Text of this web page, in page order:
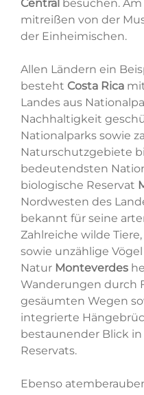
Central besuchen.
mitreißen von der
der Einheimischen.
Allen Ländern ein
besteht Costa Ricamit
Landes aus
Nachhaltigkeit
Nationalparks sowie
Naturschutzgebiete
bedeutendsten
biologische Reservat
Nordwesten des
bekannt für seine
Zahlreiche wilde
sowie unzählige
Natur Monteverdes
Wanderungen durch
gesäumten Wegen
integrierte
bestaunender Blick
Reservats.
Ebenso